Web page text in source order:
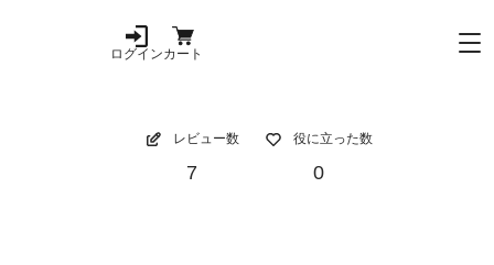
ログインカート
レビュー数
7
役に立った数
0